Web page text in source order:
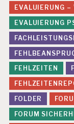
E
U
R
T
EI
L
U
N
G
G
E
S
EVALUIERUNG –
EVALUIERUNG
FEHLZEITEN
FOLDER
FORUM